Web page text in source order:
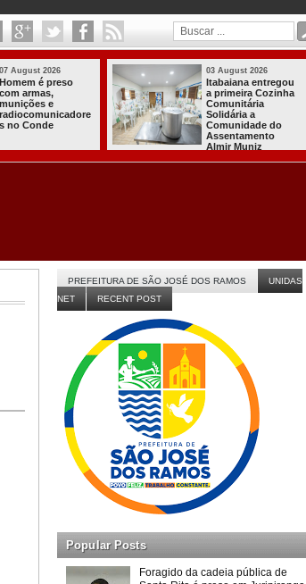
03 August 2026
Secretaria de
Agricultura de
Itabaiana recebeu
da Sedap-PB cerca
de 30 mil alevinos
03 August 2026
Mulher em aparente
surto esfaqueia a
própria mãe em
João Pessoa
PREFEITURA DE SÃO JOSÉ DOS RAMOS
UNIDAS
NET
RECENT POST
Popular Posts
Foragido da cadeia pública de